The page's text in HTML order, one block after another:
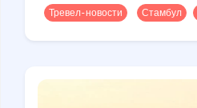
Тревел-новости Стамбул